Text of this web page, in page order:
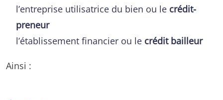
l’entreprise utilisatrice du bien ou le crédit-
preneur
l’établissement financier ou le crédit bailleur
Ainsi :